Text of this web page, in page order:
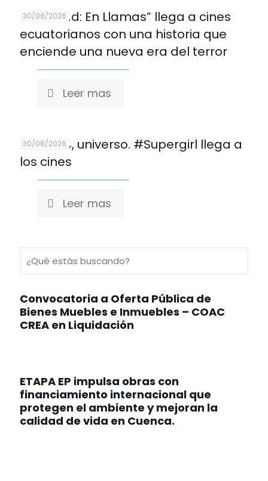
30/06/2026
“Evil Dead: En Llamas” llega a cines
ecuatorianos con una historia que
enciende una nueva era del terror
Leer mas
30/06/2026
Cuidado, universo. #Supergirl llega a
los cines
Leer mas
Convocatoria a Oferta Pública de
Bienes Muebles e Inmuebles – COAC
CREA en Liquidación
ETAPA EP impulsa obras con
financiamiento internacional que
protegen el ambiente y mejoran la
calidad de vida en Cuenca.